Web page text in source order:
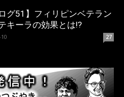
グ51】フィリピンベテラン
キーラの効果とは!?
27